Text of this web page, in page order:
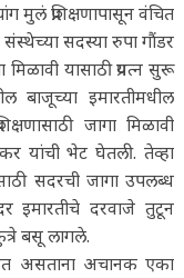
मुलं प्रशिक्षणापासून वंचित
संस्थेच्या सदस्या रुपा गौंडर
मिळावी यासाठी प्रयत्न सुरू
इमारतीमधील
जागा मिळावी
यांची भेट घेतली. तेव्हा
सदरची जागा उपलब्ध
इमारतीचे दरवाजे तुटून
बसू लागले.
असताना अचानक एका